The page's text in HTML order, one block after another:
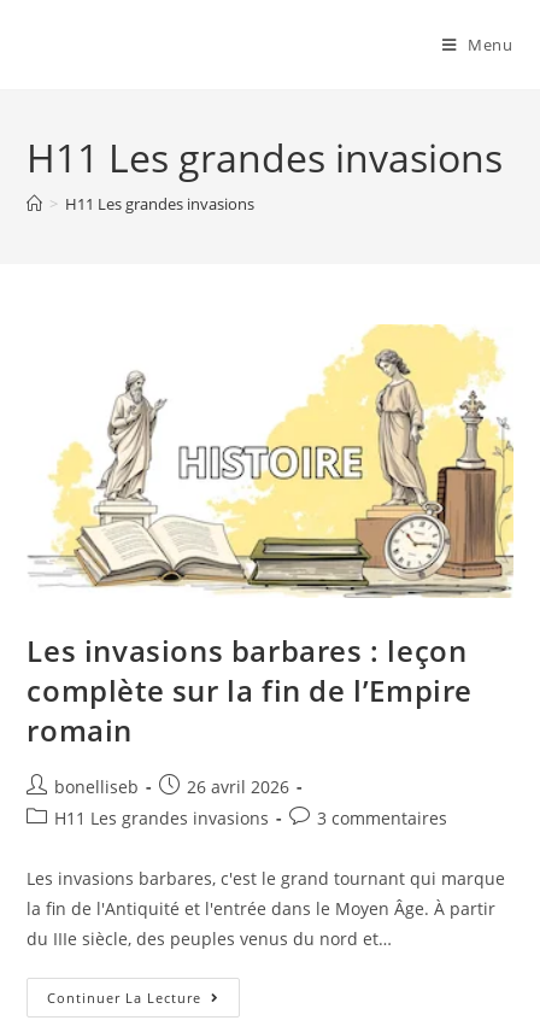
Menu
H11 Les grandes invasions
> H11 Les grandes invasions
Les invasions barbares : leçon
complète sur la fin de l’Empire
romain
bonelliseb
26 avril 2026
H11 Les grandes invasions
3 commentaires
Les invasions barbares, c'est le grand tournant qui marque
la fin de l'Antiquité et l'entrée dans le Moyen Âge. À partir
du IIIe siècle, des peuples venus du nord et…
Continuer La Lecture